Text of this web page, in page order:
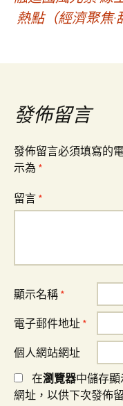
章
導
覽
熱點（經濟聚焦
發佈留言
發佈留言必須填寫的
示為 *
留言 *
顯示名稱 *
電子郵件地址 *
個人網站網址
在瀏覽器中儲存
網址，以供下次發佈